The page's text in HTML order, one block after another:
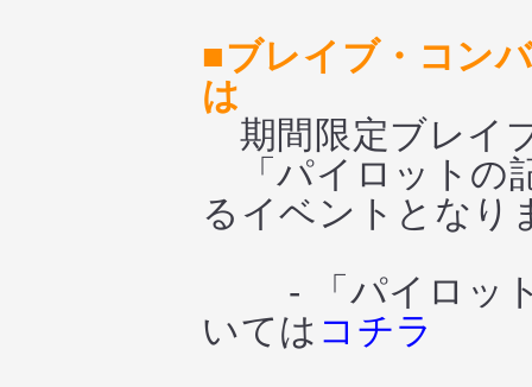
■ブレイブ・コン
は
期間限定ブレイ
「パイロットの
るイベントとなり
- 「パイロット
いては コチラ